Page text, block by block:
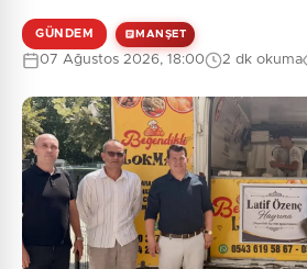
Güvenlik Sorusu:
3 + 4 = ?
Gönder
GÜNDEM MANŞET
07 Ağustos 2026, 18:00 2 dk okuma